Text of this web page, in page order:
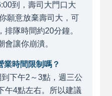
到，壽司大門口大
願意放棄壽司大，可
排隊時間約20分鐘。
讓你崩潰。
業時間限制嗎？
下午2～3點，週三公
午4點左右。所以建議